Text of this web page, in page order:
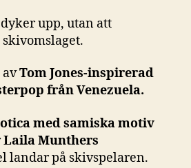
dyker upp, utan att
avTom Jones-inspirerad
från Venezuela.
med samiska motiv
Laila Munthers
landar på skivspelaren.